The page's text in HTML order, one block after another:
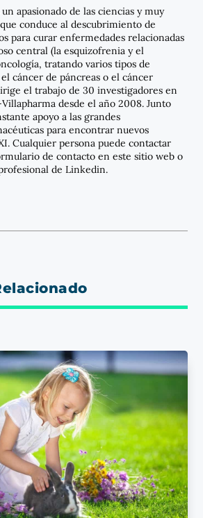
apasionado de las ciencias y muy
conduce al descubrimiento de
para curar enfermedades relacionadas
central (la esquizofrenia y el
tratando varios tipos de
cáncer de páncreas o el cáncer
el trabajo de 30 investigadores en
desde el año 2008. Junto
apoyo a las grandes
para encontrar nuevos
Cualquier persona puede contactar
de contacto en este sitio web o
de Linkedin.